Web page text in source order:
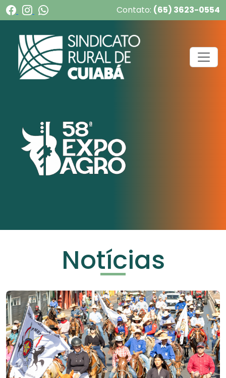
Contato: (65) 3623-0554
Notícias